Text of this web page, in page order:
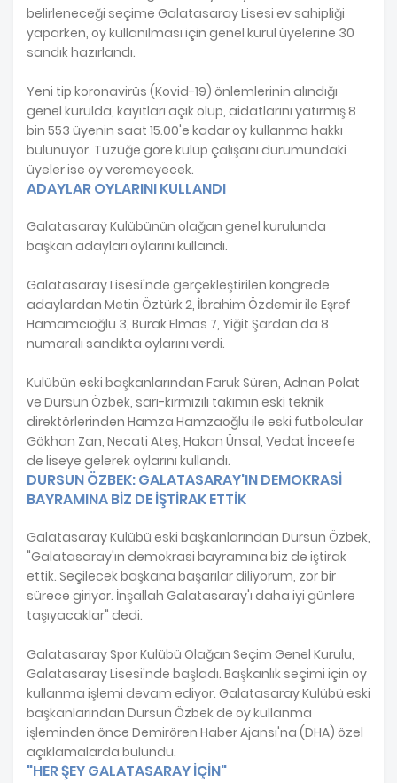
belirleneceği seçime Galatasaray Lisesi ev sahipliği
yaparken, oy kullanılması için genel kurul üyelerine 30
sandık hazırlandı.
Yeni tip koronavirüs (Kovid-19) önlemlerinin alındığı
genel kurulda, kayıtları açık olup, aidatlarını yatırmış 8
bin 553 üyenin saat 15.00'e kadar oy kullanma hakkı
bulunuyor. Tüzüğe göre kulüp çalışanı durumundaki
üyeler ise oy veremeyecek.
ADAYLAR OYLARINI KULLANDI
Galatasaray Kulübünün olağan genel kurulunda
başkan adayları oylarını kullandı.
Galatasaray Lisesi'nde gerçekleştirilen kongrede
adaylardan Metin Öztürk 2, İbrahim Özdemir ile Eşref
Hamamcıoğlu 3, Burak Elmas 7, Yiğit Şardan da 8
numaralı sandıkta oylarını verdi.
Kulübün eski başkanlarından Faruk Süren, Adnan Polat
ve Dursun Özbek, sarı-kırmızılı takımın eski teknik
direktörlerinden Hamza Hamzaoğlu ile eski futbolcular
Gökhan Zan, Necati Ateş, Hakan Ünsal, Vedat İnceefe
de liseye gelerek oylarını kullandı.
DURSUN ÖZBEK: GALATASARAY'IN DEMOKRASİ
BAYRAMINA BİZ DE İŞTİRAK ETTİK
Galatasaray Kulübü eski başkanlarından Dursun Özbek,
"Galatasaray'ın demokrasi bayramına biz de iştirak
ettik. Seçilecek başkana başarılar diliyorum, zor bir
sürece giriyor. İnşallah Galatasaray'ı daha iyi günlere
taşıyacaklar" dedi.
Galatasaray Spor Kulübü Olağan Seçim Genel Kurulu,
Galatasaray Lisesi'nde başladı. Başkanlık seçimi için oy
kullanma işlemi devam ediyor. Galatasaray Kulübü eski
başkanlarından Dursun Özbek de oy kullanma
işleminden önce Demirören Haber Ajansı'na (DHA) özel
açıklamalarda bulundu.
"HER ŞEY GALATASARAY İÇİN"